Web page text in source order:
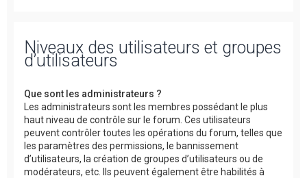
Niveaux des utilisateurs et groupes
d’utilisateurs
Que sont les administrateurs ?
Les administrateurs sont les membres possédant le plus
haut niveau de contrôle sur le forum. Ces utilisateurs
peuvent contrôler toutes les opérations du forum, telles que
les paramètres des permissions, le bannissement
d’utilisateurs, la création de groupes d’utilisateurs ou de
modérateurs, etc. Ils peuvent également être habilités à